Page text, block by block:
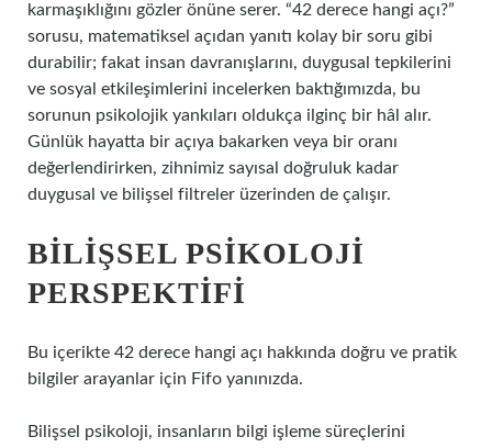
karmaşıklığını gözler önüne serer. “42 derece hangi açı?”
sorusu, matematiksel açıdan yanıtı kolay bir soru gibi
durabilir; fakat insan davranışlarını, duygusal tepkilerini
ve sosyal etkileşimlerini incelerken baktığımızda, bu
sorunun psikolojik yankıları oldukça ilginç bir hâl alır.
Günlük hayatta bir açıya bakarken veya bir oranı
değerlendirirken, zihnimiz sayısal doğruluk kadar
duygusal ve bilişsel filtreler üzerinden de çalışır.
BILIŞSEL PSIKOLOJI
PERSPEKTIFI
Bu içerikte 42 derece hangi açı hakkında doğru ve pratik
bilgiler arayanlar için Fifo yanınızda.
Bilişsel psikoloji, insanların bilgi işleme süreçlerini